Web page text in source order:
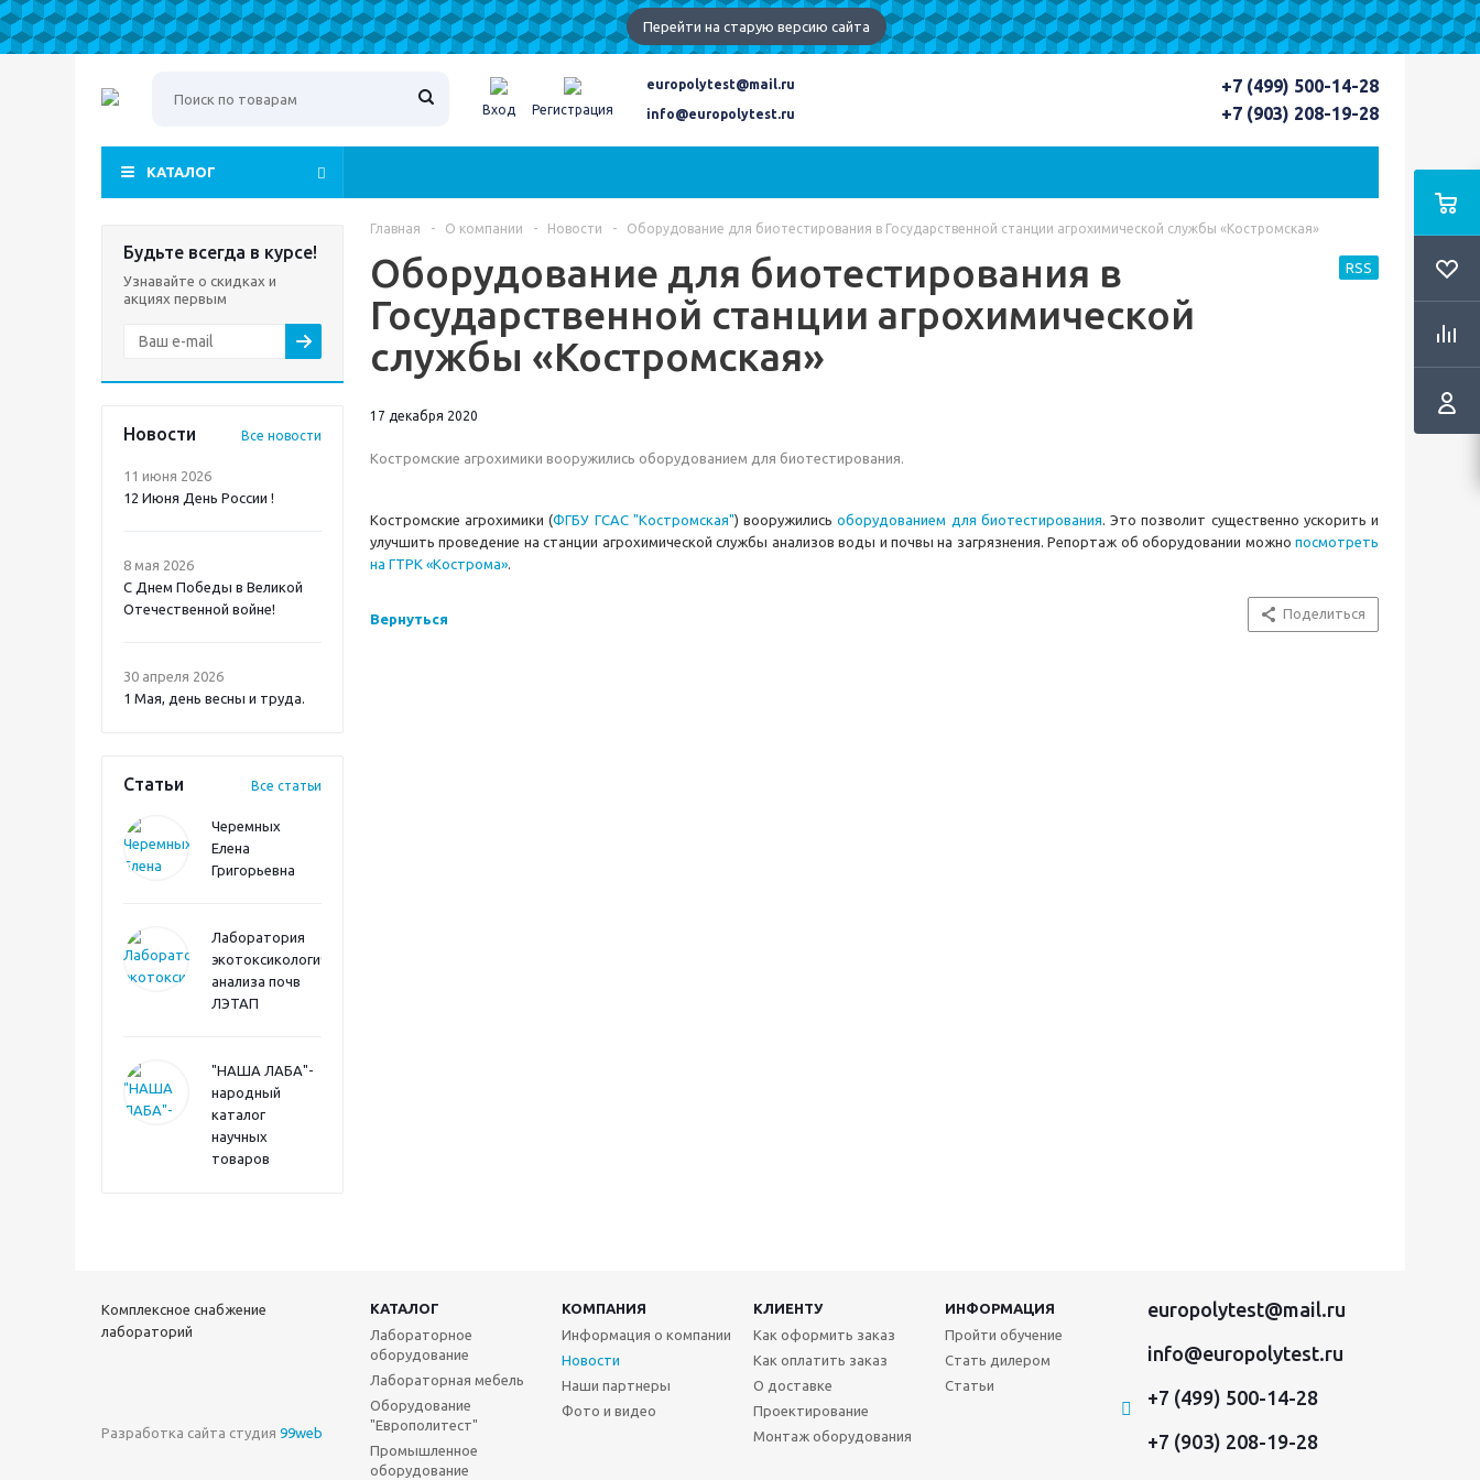
Перейти на старую версию сайта
Вход Регистрация
europolytest@mail.ru
info@europolytest.ru
+7 (499) 500-14-28
+7 (903) 208-19-28
КАТАЛОГ
Будьте всегда в курсе!
Узнавайте о скидках и
акциях первым
Новости Все новости
11 июня 2026
12 Июня День России !
8 мая 2026
С Днем Победы в Великой
Отечественной войне!
30 апреля 2026
1 Мая, день весны и труда.
Статьи Все статьи
Черемных
Елена
Григорьевна
Лаборатория
экотоксикологического
анализа почв
ЛЭТАП
"НАША ЛАБА"-
народный
каталог
научных
товаров
Главная - О компании - Новости - Оборудование для биотестирования в Государственной станции агрохимической службы «Костромская»
Оборудование для биотестирования в
Государственной станции агрохимической
службы «Костромская»
RSS
17 декабря 2020
Костромские агрохимики вооружились оборудованием для биотестирования.
Костромские агрохимики (ФГБУ ГСАС "Костромская") вооружилисьоборудованием для биотестирования. Это позволит существенно ускорить и
улучшить проведение на станции агрохимической службы анализов воды и почвы на загрязнения. Репортаж об оборудовании можно посмотреть
на ГТРК «Кострома».
Вернуться Поделиться
Комплексное снабжение
лабораторий
Разработка сайта студия 99web
КАТАЛОГ КОМПАНИЯ КЛИЕНТУ
ИНФОРМАЦИЯ
Лабораторное
оборудование
Лабораторная мебель
Оборудование
"Европолитест"
Промышленное
оборудование
Информация о компании
Новости
Наши партнеры
Фото и видео
Как оформить заказ
Как оплатить заказ
О доставке
Проектирование
Монтаж оборудования
Пройти обучение
Стать дилером
Статьи
europolytest@mail.ru
info@europolytest.ru
+7 (499) 500-14-28
+7 (903) 208-19-28